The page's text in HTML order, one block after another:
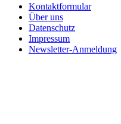
Kontaktformular
Über uns
Datenschutz
Impressum
Newsletter-Anmeldung